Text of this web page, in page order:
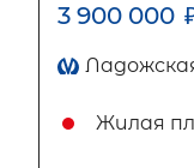
3 900 000
Жилая